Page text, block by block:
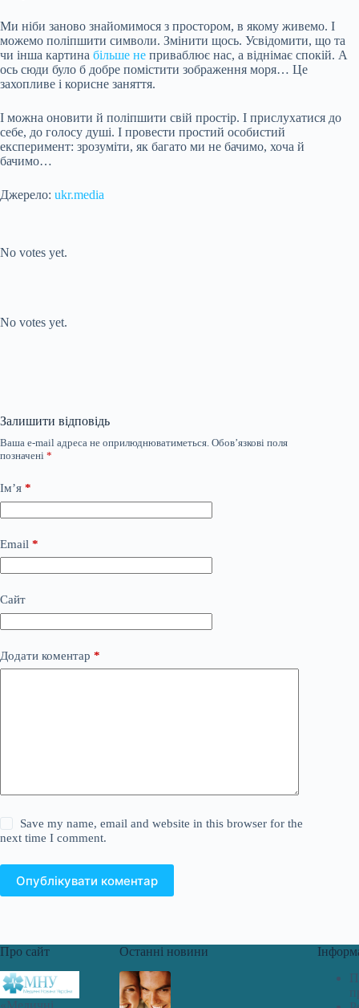
Ми ніби заново знайомимося з простором, в якому живемо. І
можемо поліпшити символи. Змінити щось. Усвідомити, що та
чи інша картина більше не приваблює нас, а віднімає спокій. А
ось сюди було б добре помістити зображення моря… Це
захопливе і корисне заняття.
І можна оновити й поліпшити свій простір. І прислухатися до
себе, до голосу душі. І провести простий особистий
експеримент: зрозуміти, як багато ми не бачимо, хоча й
бачимо…
Джерело: ukr.media
No votes yet.
No votes yet.
Залишити відповідь
Ваша e-mail адреса не оприлюднюватиметься. Обов’язкові поля
позначені *
Ім’я *
Email *
Сайт
Додати коментар *
Save my name, email and website in this browser for the
next time I comment.
Опублікувати коментар
Про сайт
«Медичні
Останні новини